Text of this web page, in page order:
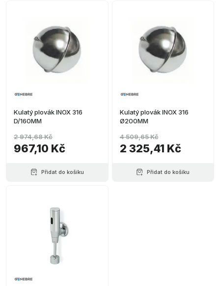
Kulatý plovák INOX 316
D/160MM
967,10 Kč
2 974,68 Kč
Přidat do košíku
Kulatý plovák INOX 316
Ø200MM
2 325,41 Kč
4 509,65 Kč
Přidat do košíku